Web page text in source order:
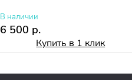
В наличии
6 500 р.
Купить в 1 клик